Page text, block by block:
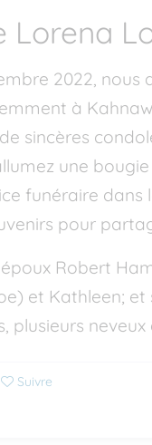
Lorena
2022,
à
sincères
une
funéraire dans
pour
Robert
et Kathleen;
plusieurs neveux
Suivre